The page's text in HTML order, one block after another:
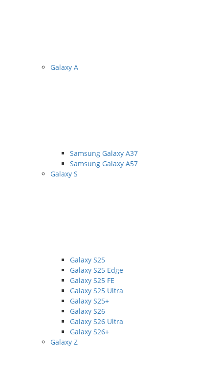
Galaxy A
Samsung Galaxy A37
Samsung Galaxy A57
Galaxy S
Galaxy S25
Galaxy S25 Edge
Galaxy S25 FE
Galaxy S25 Ultra
Galaxy S25+
Galaxy S26
Galaxy S26 Ultra
Galaxy S26+
Galaxy Z